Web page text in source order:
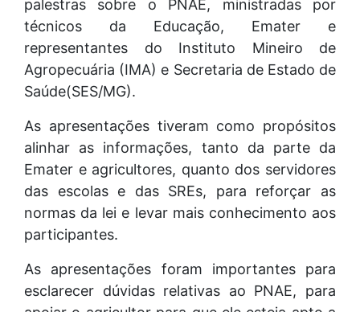
palestras sobre o PNAE, ministradas por
técnicos da Educação, Emater e
representantes do Instituto Mineiro de
Agropecuária (IMA) e Secretaria de Estado de
Saúde(SES/MG).
As apresentações tiveram como propósitos
alinhar as informações, tanto da parte da
Emater e agricultores, quanto dos servidores
das escolas e das SREs, para reforçar as
normas da lei e levar mais conhecimento aos
participantes.
As apresentações foram importantes para
esclarecer dúvidas relativas ao PNAE, para